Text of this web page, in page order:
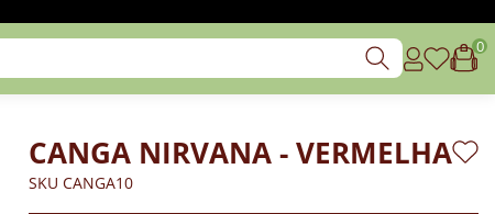
0
CANGA NIRVANA - VERMELHA
SKU CANGA10